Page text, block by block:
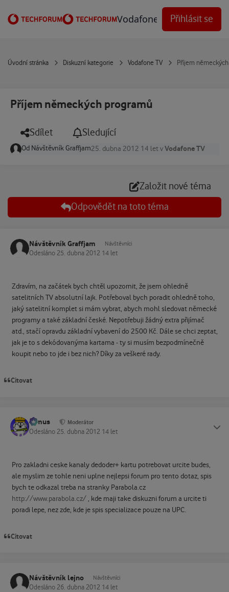
Vodafone Techforum
Přihlásit se
Úvodní stránka Diskuzní kategorie Vodafone TV Příjem
Příjem německých programů
Sdílet Sledující
Od Návštěvník Graffjam25. dubna 2012 14 let vVodafone TV
Založit nové téma
Odpovědět na toto téma
Návštěvník Graffjam Návštěvníci
Odesláno 25. dubna 2012 14 let
Zdravím, na začátek bych chtěl upozornit, že jsem ohledně
satelitních TV absolutní lajk. Potřeboval bych poradit ohledně toho,
jaký satelitní komplet si mám vybrat, abych mohl sledovat německé
programy a také základní české. Nepotřebuji žádný extra přijímač
atd., stačí opravdu základní vybavení do 2500 Kč. Dále se chci zeptat,
jak je to s dekódovanýma kartama - ty si musím bezpodmínečně
koupit nebo to jde i bez nich? Díky za veškeré rady.
Citovat
tomus Moderátor
Odesláno 25. dubna 2012 14 let
Pro zakladni ceske kanaly dedoder+ kartu potrebovat urcite budes,
ale myslim ze tohle neni uplne nejlepsi forum pro tento dotaz, spis
bych te odkazal treba na stranky Parabola.cz
http://www.parabola.cz/ , kde maji take diskuzni forum a urcite ti
poradi lepe, nez zde, kde je spis specializace pouze na UPC.
Citovat
Návštěvník lejno Návštěvníci
Odesláno 26. dubna 2012 14 let